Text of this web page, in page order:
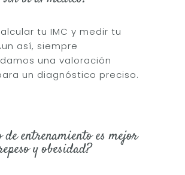
tu IMC y medir tu
así, siempre
una valoración
un diagnóstico preciso.
de entrenamiento es mejor
y obesidad?